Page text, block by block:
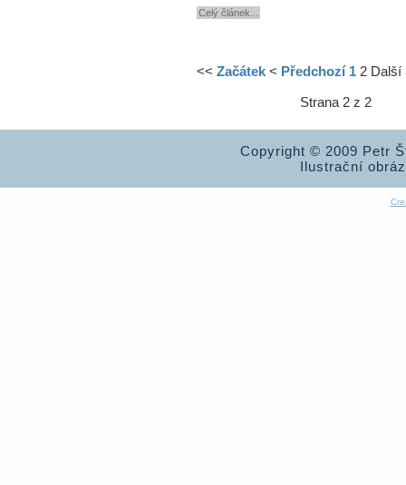
Celý článek...
<< Začátek < Předchozí 1 2 Další
Strana 2 z 2
Copyright © 2009 Petr
Ilustrační